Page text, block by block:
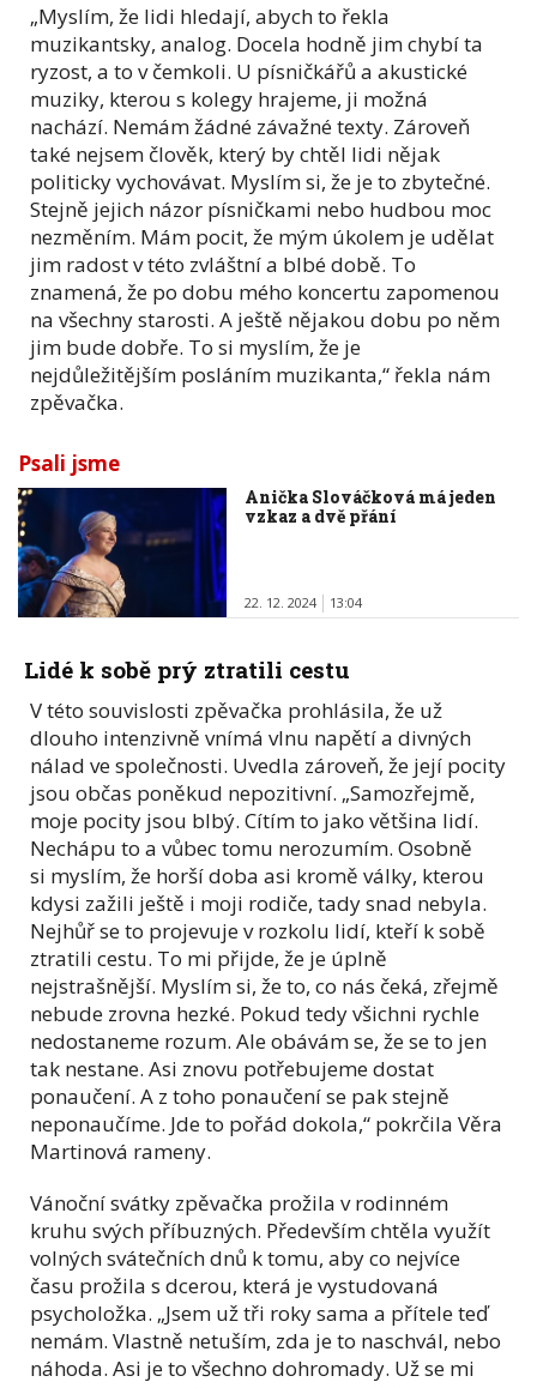
„Myslím, že lidi hledají, abych to řekla
muzikantsky, analog. Docela hodně jim chybí ta
ryzost, a to v čemkoli. U písničkářů a akustické
muziky, kterou s kolegy hrajeme, ji možná
nachází. Nemám žádné závažné texty. Zároveň
také nejsem člověk, který by chtěl lidi nějak
politicky vychovávat. Myslím si, že je to zbytečné.
Stejně jejich názor písničkami nebo hudbou moc
nezměním. Mám pocit, že mým úkolem je udělat
jim radost v této zvláštní a blbé době. To
znamená, že po dobu mého koncertu zapomenou
na všechny starosti. A ještě nějakou dobu po něm
jim bude dobře. To si myslím, že je
nejdůležitějším posláním muzikanta,“ řekla nám
zpěvačka.
Psali jsme
Anička Slováčková má jeden
vzkaz a dvě přání
22. 12. 2024 13:04
Lidé k sobě prý ztratili cestu
V této souvislosti zpěvačka prohlásila, že už
dlouho intenzivně vnímá vlnu napětí a divných
nálad ve společnosti. Uvedla zároveň, že její pocity
jsou občas poněkud nepozitivní. „Samozřejmě,
moje pocity jsou blbý. Cítím to jako většina lidí.
Nechápu to a vůbec tomu nerozumím. Osobně
si myslím, že horší doba asi kromě války, kterou
kdysi zažili ještě i moji rodiče, tady snad nebyla.
Nejhůř se to projevuje v rozkolu lidí, kteří k sobě
ztratili cestu. To mi přijde, že je úplně
nejstrašnější. Myslím si, že to, co nás čeká, zřejmě
nebude zrovna hezké. Pokud tedy všichni rychle
nedostaneme rozum. Ale obávám se, že se to jen
tak nestane. Asi znovu potřebujeme dostat
ponaučení. A z toho ponaučení se pak stejně
neponaučíme. Jde to pořád dokola,“ pokrčila Věra
Martinová rameny.
Vánoční svátky zpěvačka prožila v rodinném
kruhu svých příbuzných. Především chtěla využít
volných svátečních dnů k tomu, aby co nejvíce
času prožila s dcerou, která je vystudovaná
psycholožka. „Jsem už tři roky sama a přítele teď
nemám. Vlastně netuším, zda je to naschvál, nebo
náhoda. Asi je to všechno dohromady. Už se mi